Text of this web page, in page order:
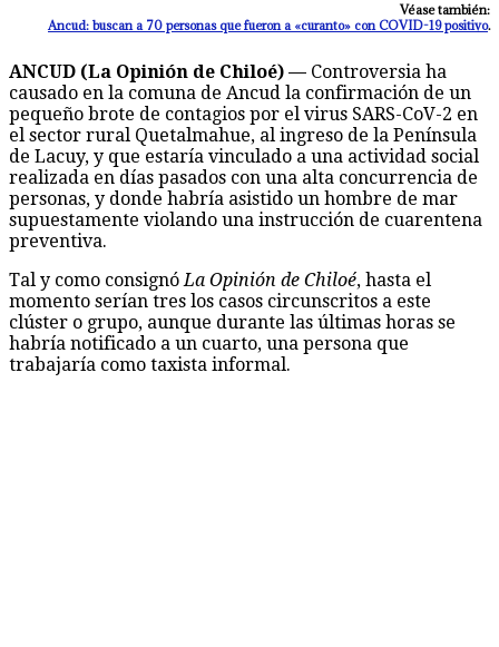
Véase también:
Ancud: buscan a 70 personas que fueron a «curanto» con COVID-19 positivo.
ANCUD (La Opinión de Chiloé) — Controversia ha
causado en la comuna de Ancud la confirmación de un
pequeño brote de contagios por el virus SARS-CoV-2 en
el sector rural Quetalmahue, al ingreso de la Península
de Lacuy, y que estaría vinculado a una actividad social
realizada en días pasados con una alta concurrencia de
personas, y donde habría asistido un hombre de mar
supuestamente violando una instrucción de cuarentena
preventiva.
Tal y como consignó La Opinión de Chiloé, hasta el
momento serían tres los casos circunscritos a este
clúster o grupo, aunque durante las últimas horas se
habría notificado a un cuarto, una persona que
trabajaría como taxista informal.